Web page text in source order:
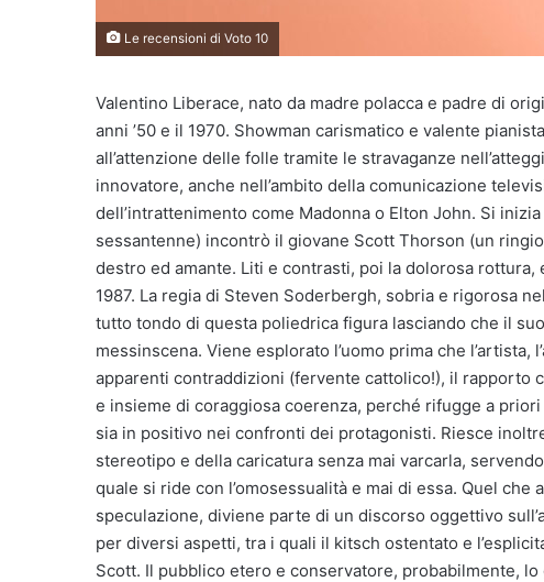
Le recensioni di Voto 10
Valentino Liberace, nato da madre polacca e padre di
anni ’50 e il 1970. Showman carismatico e valente
all’attenzione delle folle tramite le stravaganze
innovatore, anche nell’ambito della comunicazione
dell’intrattenimento come Madonna o Elton John. Si
sessantenne) incontrò il giovane Scott Thorson (un
destro ed amante. Liti e contrasti, poi la dolorosa rottura,
1987. La regia di Steven Soderbergh, sobria e rigorosa
tutto tondo di questa poliedrica figura lasciando che il
messinscena. Viene esplorato l’uomo prima che
apparenti contraddizioni (fervente cattolico!), il rapporto
e insieme di coraggiosa coerenza, perché rifugge a
sia in positivo nei confronti dei protagonisti. Riesce
stereotipo e della caricatura senza mai varcarla,
quale si ride con l’omosessualità e mai di essa. Quel
speculazione, diviene parte di un discorso oggettivo
per diversi aspetti, tra i quali il kitsch ostentato e
Scott. Il pubblico etero e conservatore, probabilmente,